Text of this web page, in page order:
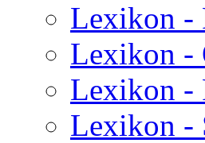
Lexikon -
Lexikon -
Lexikon -
Lexikon -